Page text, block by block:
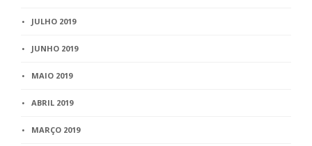
JULHO 2019
JUNHO 2019
MAIO 2019
ABRIL 2019
MARÇO 2019